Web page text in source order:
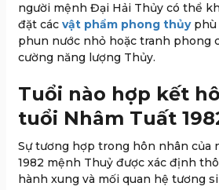
người mệnh Đại Hải Thủy có thể
đặt các vật phẩm phong thủyphù
phun nước nhỏ hoặc tranh phong
cường năng lượng Thủy.
Tuổi nào hợp kết
tuổi Nhâm Tuất
Sự tương hợp trong hôn nhân của
1982 mệnh Thuỷ được xác định
hành xung và mối quan hệ tương
IRUBY rất
vấn cho anh